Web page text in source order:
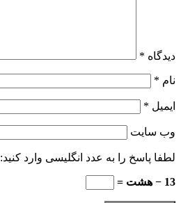
دیدگاه *
نام *
ایمیل *
وب‌ سایت
لطفا پاسخ را به عدد انگلیسی وارد کنید:
13 − هشت =